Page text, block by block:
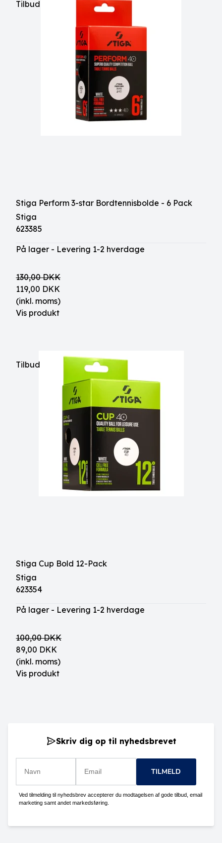
Tilbud
Stiga Perform 3-star Bordtennisbolde - 6 Pack
Stiga
623385
På lager - Levering 1-2 hverdage
130,00 DKK
119,00 DKK
(inkl. moms)
Vis produkt
Tilbud
Stiga Cup Bold 12-Pack
Stiga
623354
På lager - Levering 1-2 hverdage
100,00 DKK
89,00 DKK
(inkl. moms)
Vis produkt
Skriv dig op til nyhedsbrevet
TILMELD
Ved tilmelding til nyhedsbrev accepterer du modtagelsen af gode tilbud, email
marketing samt andet markedsføring.